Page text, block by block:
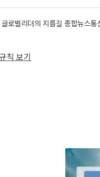
로벌리더의 지름길 종합뉴스
칙 보기